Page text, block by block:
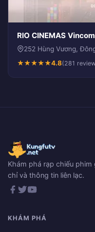
RIO CINEMAS
252 Hùng Vương,
★★★★★4.8(281
Khám phá rạp chiếu
chỉ và thông tin liên lạc.
KHÁM PHÁ